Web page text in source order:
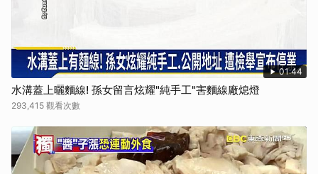
01:44
水溝蓋上曬麵線! 孫女留言炫耀"純手工"害麵線廠熄燈
293,415 觀看次數